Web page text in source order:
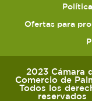
Ofertas para
2023 Cámara
Comercio de
Todos los
reservados